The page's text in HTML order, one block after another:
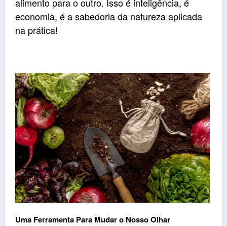
economia, é a sabedoria da natureza aplicada
na prática!
Uma Ferramenta Para Mudar o Nosso Olhar